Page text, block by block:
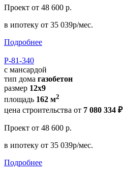
Проект от 48 600 р.
в ипотеку от 35 039р/мес.
Подробнее
Р-81-340
с мансардой
тип дома газобетон
размер 12x9
площадь 162 м2
цена строительства от 7 080 334 ₽
Проект от 48 600 р.
в ипотеку от 35 039р/мес.
Подробнее